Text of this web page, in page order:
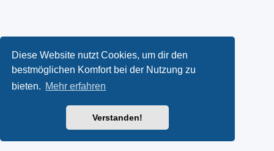
Diese Website nutzt Cookies, um dir den
bestmöglichen Komfort bei der Nutzung zu
bieten. Mehr erfahren
Verstanden!